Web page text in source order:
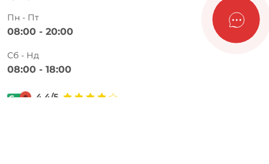
Пн - Пт
08:00 - 20:00
Сб - Нд
08:00 - 18:00
4.4/5